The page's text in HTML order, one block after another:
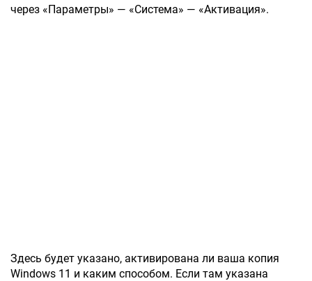
через «Параметры» — «Система» — «Активация».
Здесь будет указано, активирована ли ваша копия
Windows 11 и каким способом. Если там указана